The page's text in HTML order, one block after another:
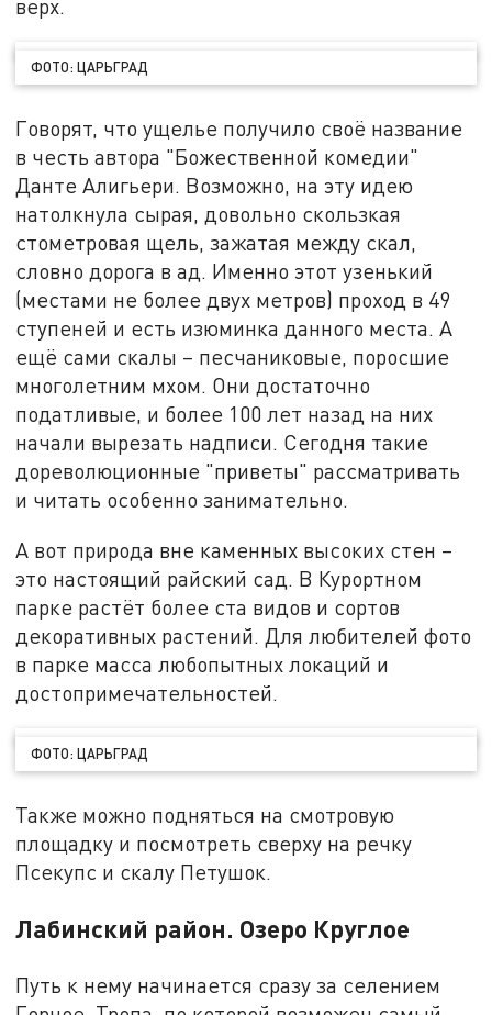
верх.
ФОТО: ЦАРЬГРАД
Говорят, что ущелье получило своё название
в честь автора "Божественной комедии"
Данте Алигьери. Возможно, на эту идею
натолкнула сырая, довольно скользкая
стометровая щель, зажатая между скал,
словно дорога в ад. Именно этот узенький
(местами не более двух метров) проход в 49
ступеней и есть изюминка данного места. А
ещё сами скалы – песчаниковые, поросшие
многолетним мхом. Они достаточно
податливые, и более 100 лет назад на них
начали вырезать надписи. Сегодня такие
дореволюционные "приветы" рассматривать
и читать особенно занимательно.
А вот природа вне каменных высоких стен –
это настоящий райский сад. В Курортном
парке растёт более ста видов и сортов
декоративных растений. Для любителей фото
в парке масса любопытных локаций и
достопримечательностей.
ФОТО: ЦАРЬГРАД
Также можно подняться на смотровую
площадку и посмотреть сверху на речку
Псекупс и скалу Петушок.
Лабинский район. Озеро Круглое
Путь к нему начинается сразу за селением